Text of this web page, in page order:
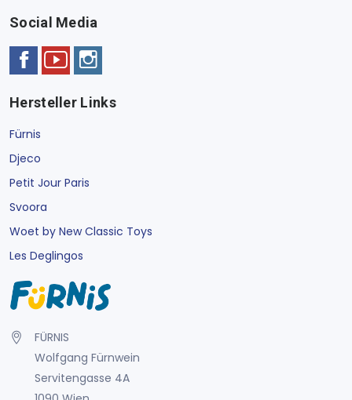
Social Media
Hersteller Links
Fürnis
Djeco
Petit Jour Paris
Svoora
Woet by New Classic Toys
Les Deglingos
FÜRNIS
Wolfgang Fürnwein
Servitengasse 4A